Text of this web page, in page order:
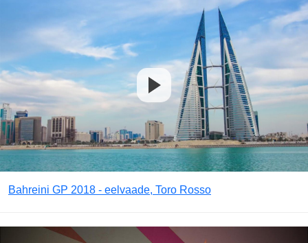
Bahreini GP 2018 - eelvaade, Toro Rosso